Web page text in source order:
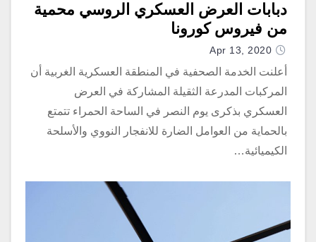
دبابات العرض العسكري الروسي محمية
من فيروس كورونا
Apr 13, 2020
أعلنت الخدمة الصحفية في المنطقة العسكرية الغربية أن
المركبات المدرعة الثقيلة المشاركة في العرض
العسكري بذكرى يوم النصر في الساحة الحمراء تتمتع
بالحماية من العوامل الضارة للانفجار النووي والأسلحة
الكيميائية…